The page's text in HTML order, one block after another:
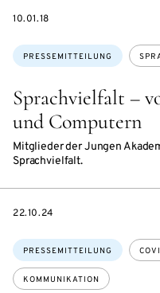
Sprachvielfalt –
und Computern
Mitglieder der Jungen
Sprachvielfalt.
Themen:
PRESSEMITTEILUNG
DATE
10.01.18
Themen:
PRESSEMITTEILUNG
KOMMUNIKATION
DATE
22.10.24